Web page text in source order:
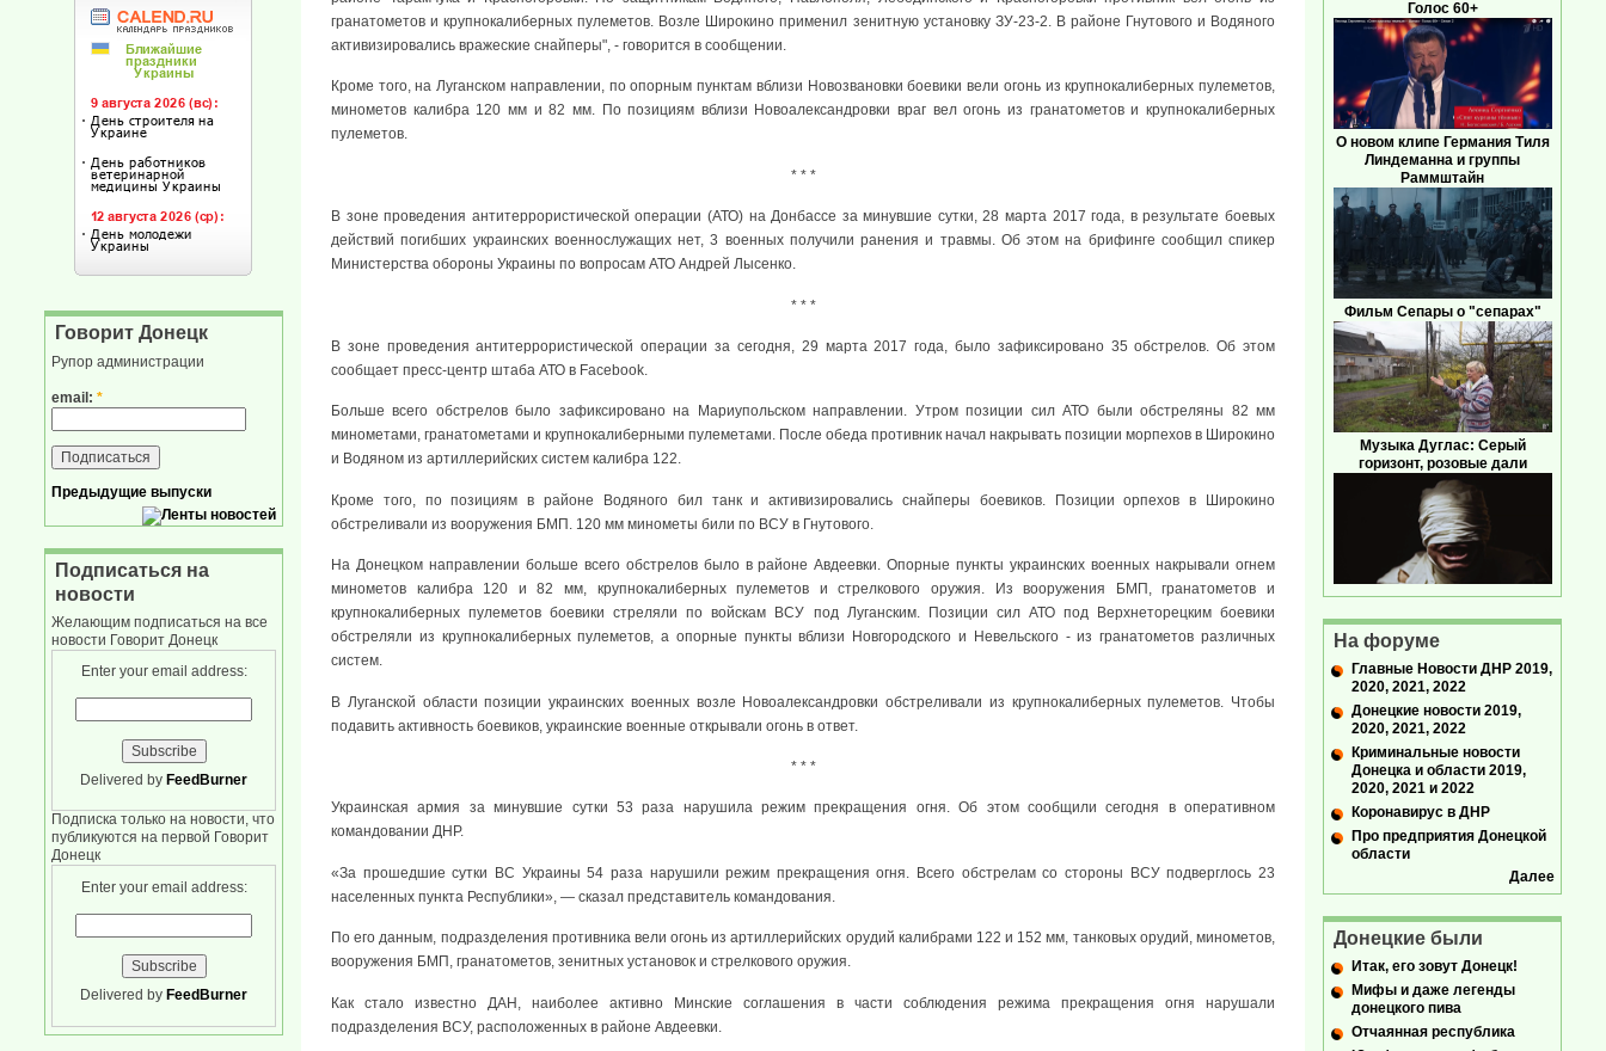
гранатометов и крупнокалиберных пулеметов. Возле Широкино применил зенитную установку ЗУ-23-2. В районе Гнутового и Водяного
активизировались вражеские снайперы", - говорится в сообщении.
Кроме того, на Луганском направлении, по опорным пунктам вблизи Новозвановки боевики вели огонь из крупнокалиберных пулеметов,
минометов калибра 120 мм и 82 мм. По позициям вблизи Новоалександровки враг вел огонь из гранатометов и крупнокалиберных
пулеметов.
* * *
В зоне проведения антитеррористической операции (АТО) на Донбассе за минувшие сутки, 28 марта 2017 года, в результате боевых
действий погибших украинских военнослужащих нет, 3 военных получили ранения и травмы. Об этом на брифинге сообщил спикер
Министерства обороны Украины по вопросам АТО Андрей Лысенко.
* * *
В зоне проведения антитеррористической операции за сегодня, 29 марта 2017 года, было зафиксировано 35 обстрелов. Об этом
сообщает пресс-центр штаба АТО в Facebook.
Больше всего обстрелов было зафиксировано на Мариупольском направлении. Утром позиции сил АТО были обстреляны 82 мм
минометами, гранатометами и крупнокалиберными пулеметами. После обеда противник начал накрывать позиции морпехов в Широкино
и Водяном из артиллерийских систем калибра 122.
Кроме того, по позициям в районе Водяного бил танк и активизировались снайперы боевиков. Позиции орпехов в Широкино
обстреливали из вооружения БМП. 120 мм минометы били по ВСУ в Гнутового.
На Донецком направлении больше всего обстрелов было в районе Авдеевки. Опорные пункты украинских военных накрывали огнем
минометов калибра 120 и 82 мм, крупнокалиберных пулеметов и стрелкового оружия. Из вооружения БМП, гранатометов и
крупнокалиберных пулеметов боевики стреляли по войскам ВСУ под Луганским. Позиции сил АТО под Верхнеторецким боевики
обстреляли из крупнокалиберных пулеметов, а опорные пункты вблизи Новгородского и Невельского - из гранатометов различных
систем.
В Луганской области позиции украинских военных возле Новоалександровки обстреливали из крупнокалиберных пулеметов. Чтобы
подавить активность боевиков, украинские военные открывали огонь в ответ.
* * *
Украинская армия за минувшие сутки 53 раза нарушила режим прекращения огня. Об этом сообщили сегодня в оперативном
командовании ДНР.
«За прошедшие сутки ВС Украины 54 раза нарушили режим прекращения огня. Всего обстрелам со стороны ВСУ подверглось 23
населенных пункта Республики», — сказал представитель командования.
По его данным, подразделения противника вели огонь из артиллерийских орудий калибрами 122 и 152 мм, танковых орудий, минометов,
вооружения БМП, гранатометов, зенитных установок и стрелкового оружия.
Как стало известно ДАН, наиболее активно Минские соглашения в части соблюдения режима прекращения огня нарушали
подразделения ВСУ, расположенных в районе Авдеевки.
Говорит Донецк
Рупор администрации
email: *
Предыдущие выпуски
Подписаться на
новости
Желающим подписаться на все
новости Говорит Донецк
Enter your email address:
Delivered by FeedBurner
Подписка только на новости, что
публикуются на первой Говорит
Донецк
Enter your email address:
Delivered by FeedBurner
Голос 60+
О новом клипе Германия Тиля
Линдеманна и группы
Раммштайн
Фильм Сепары о "сепарах"
Музыка Дуглас: Серый
горизонт, розовые дали
На форуме
Главные Новости ДНР 2019,
2020, 2021, 2022
Донецкие новости 2019,
2020, 2021, 2022
Криминальные новости
Донецка и области 2019,
2020, 2021 и 2022
Коронавирус в ДНР
Про предприятия Донецкой
области
Далее
Донецкие были
Итак, его зовут Донецк!
Мифы и даже легенды
донецкого пива
Отчаянная республика